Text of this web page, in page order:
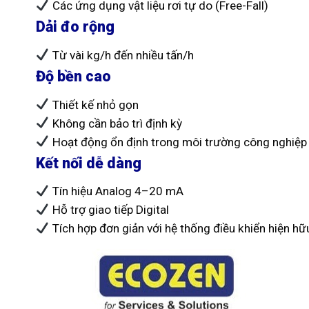
Các ứng dụng vật liệu rơi tự do (Free-Fall)
Dải đo rộng
Từ vài kg/h đến nhiều tấn/h
Độ bền cao
Thiết kế nhỏ gọn
Không cần bảo trì định kỳ
Hoạt động ổn định trong môi trường công nghiệp
Kết nối dễ dàng
Tín hiệu Analog 4–20 mA
Hỗ trợ giao tiếp Digital
Tích hợp đơn giản với hệ thống điều khiển hiện